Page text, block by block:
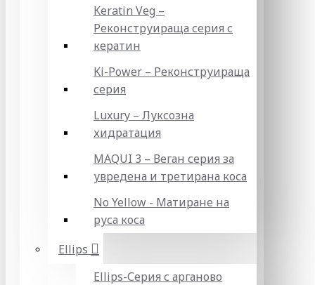
Keratin Veg –
Реконструираща серия с
кератин
Ki-Power – Реконструираща
серия
Luxury – Луксозна
хидратация
MAQUI 3 – Веган серия за
увредена и третирана коса
No Yellow - Матиране на
руса коса
Ellips
Ellips-Серия с арганово